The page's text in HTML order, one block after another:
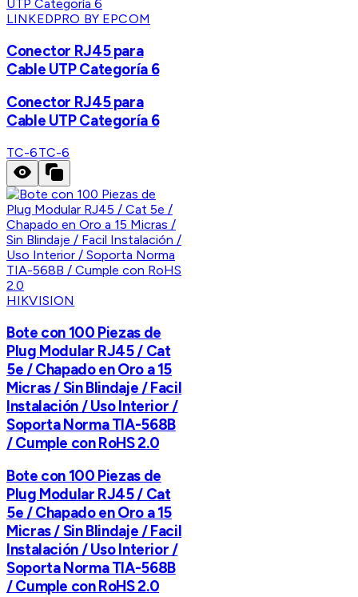
LINKEDPRO BY EPCOM
Conector RJ45 para
Cable UTP Categoría 6
Conector RJ45 para
Cable UTP Categoría 6
TC-6TC-6
HIKVISION
Bote con 100 Piezas de
Plug Modular RJ45 / Cat
5e / Chapado en Oro a 15
Micras / Sin Blindaje / Facil
Instalación / Uso Interior /
Soporta Norma TIA-568B
/ Cumple con RoHS 2.0
Bote con 100 Piezas de
Plug Modular RJ45 / Cat
5e / Chapado en Oro a 15
Micras / Sin Blindaje / Facil
Instalación / Uso Interior /
Soporta Norma TIA-568B
/ Cumple con RoHS 2.0